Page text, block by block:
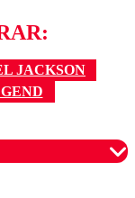
JACKSON